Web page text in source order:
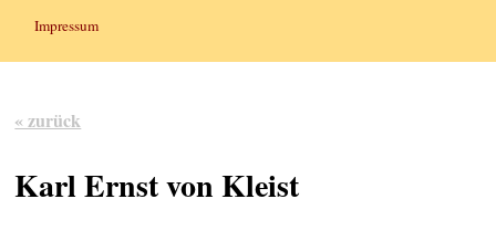
Impressum
« zurück
Karl Ernst von Kleist